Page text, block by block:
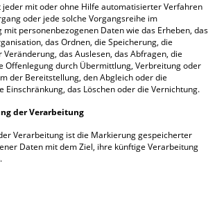
jeder mit oder ohne Hilfe automatisierter Verfahren
oder jede solche Vorgangsreihe im
mit personenbezogenen Daten wie das Erheben, das
das Ordnen, die Speicherung, die
Veränderung, das Auslesen, das Abfragen, die
Offenlegung durch Übermittlung, Verbreitung oder
der Bereitstellung, den Abgleich oder die
Einschränkung, das Löschen oder die Vernichtung.
der Verarbeitung
Verarbeitung ist die Markierung gespeicherter
Daten mit dem Ziel, ihre künftige Verarbeitung